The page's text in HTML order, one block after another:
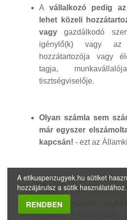
A vállalkozó pedig
lehet közeli
vagy gazdálkodó
igénylő(k) vagy az
hozzátartozója vagy
tagja,
tisztségviselője.
Olyan számla sem
már egyszer
kapcsán! - ezt az
A számlákat a
számlák kifizetését
kell benyújtani,
Hiszen a támogatás
A etikuspenzugyek.hu sütiket
hozzájárulsz a sütik használatához.
RENDBEN